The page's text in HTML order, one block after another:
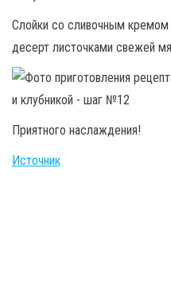
Слойки со сливочным
десерт листочками свежей
Приятного наслаждения!
Источник